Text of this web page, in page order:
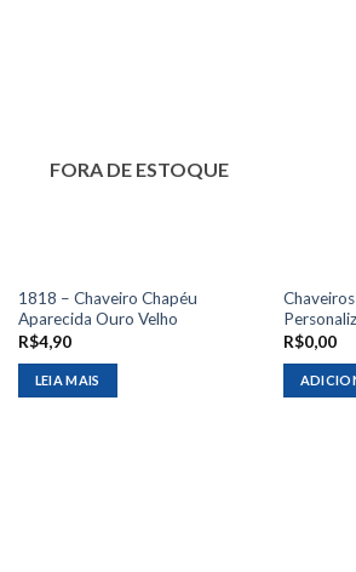
FORA DE ESTOQUE
1818 – Chaveiro Chapéu
Aparecida Ouro Velho
R$4,90
LEIA MAIS
R$0,00